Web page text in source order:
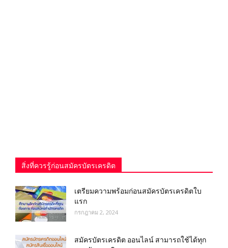
สิ่งที่ควรรู้ก่อนสมัครบัตรเครดิต
เตรียมความพร้อมก่อนสมัครบัตรเครดิตใบ
แรก
กรกฎาคม 2, 2024
สมัครบัตรเครดิต ออนไลน์ สามารถใช้ได้ทุก